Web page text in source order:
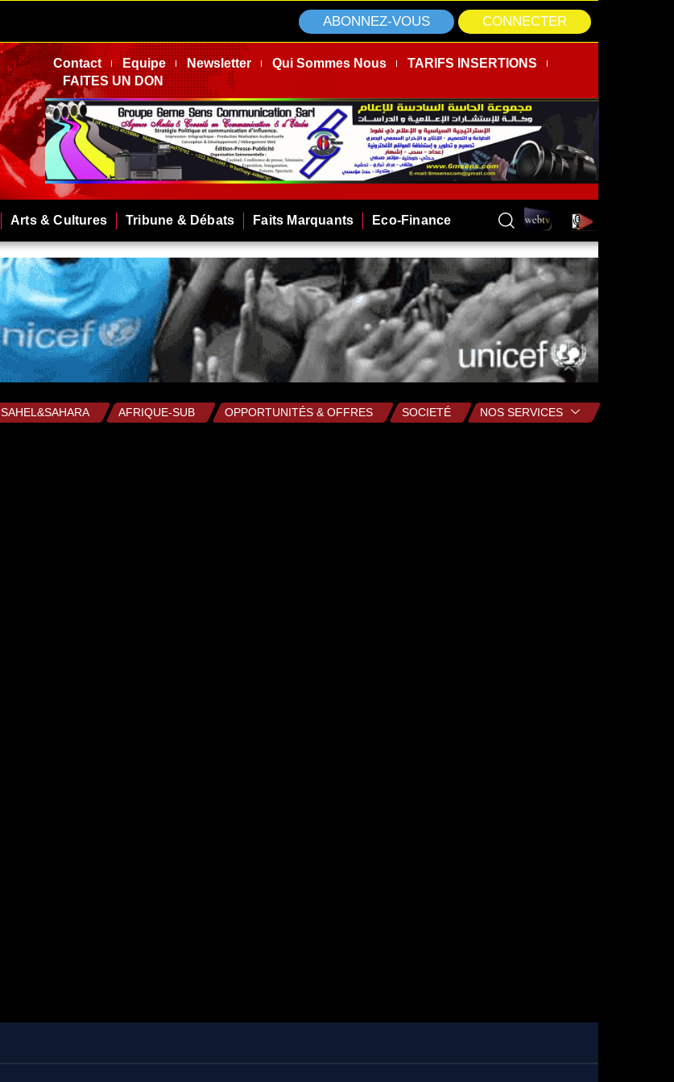
ABONNEZ-VOUS CONNECTER
Contact Equipe Newsletter Qui Sommes Nous
TARIFS INSERTIONS
FAITES UN DON
Arts & Cultures Tribune & Débats Faits Marquants Eco-Finance
SAHEL&SAHARA AFRIQUE-SUB OPPORTUNITÉS & OFFRES SOCIETÉ
NOS SERVICES